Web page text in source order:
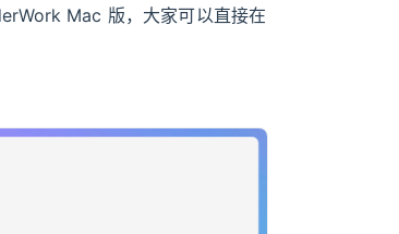
Mac 版，大家可以直接在